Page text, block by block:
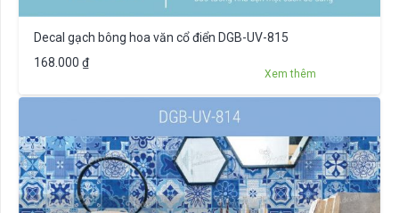
Decal gạch bông hoa văn cổ điển DGB-UV-815
168.000 ₫
Xem thêm